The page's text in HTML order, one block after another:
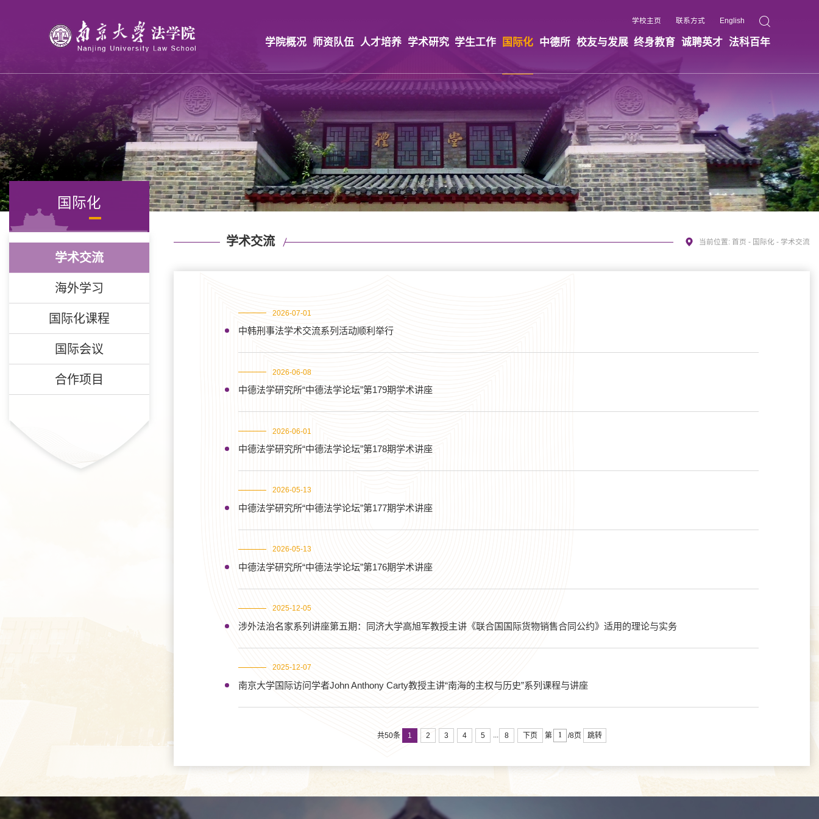
学校主页 联系方式 English
学院概况 师资队伍 人才培养 学术研究 学生工作 国际化 中德所 校友与发展 终身教育 诚聘英才 法科百年
国际化
学术交流
海外学习
国际化课程
国际会议
合作项目
学术交流 当前位置: 首页 - 国际化 - 学术交流
2026-07-01
中韩刑事法学术交流系列活动顺利举行
2026-06-08
中德法学研究所“中德法学论坛”第179期学术讲座
2026-06-01
中德法学研究所“中德法学论坛”第178期学术讲座
2026-05-13
中德法学研究所“中德法学论坛”第177期学术讲座
2026-05-13
中德法学研究所“中德法学论坛”第176期学术讲座
2025-12-05
涉外法治名家系列讲座第五期：同济大学高旭军教授主讲《联合国国际货物销售合同公约》适用的理论与实务
2025-12-07
南京大学国际访问学者John Anthony Carty教授主讲“南海的主权与历史”系列课程与讲座
共50条 1 2 3 4 5 ... 8 下页 第 /8页 跳转